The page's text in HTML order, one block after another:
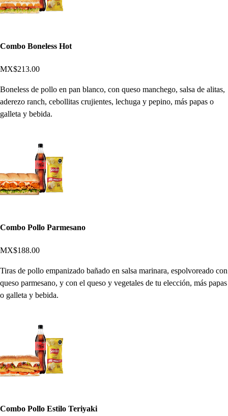
Combo Boneless Hot
MX$213.00
Boneless de pollo en pan blanco, con queso manchego, salsa de alitas,
aderezo ranch, cebollitas crujientes, lechuga y pepino, más papas o
galleta y bebida.
Combo Pollo Parmesano
MX$188.00
Tiras de pollo empanizado bañado en salsa marinara, espolvoreado con
queso parmesano, y con el queso y vegetales de tu elección, más papas
o galleta y bebida.
Combo Pollo Estilo Teriyaki